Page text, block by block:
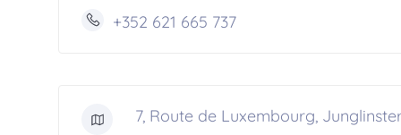
+352 621 665 737
7, Route de Luxembourg,